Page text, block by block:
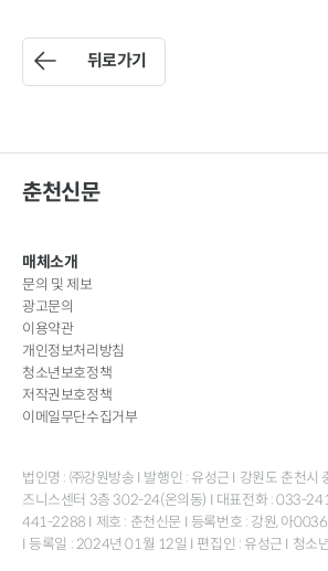
뒤로가기
춘천신문
매체소개
문의 및 제보
광고문의
이용약관
개인정보처리방침
청소년보호정책
저작권보호정책
이메일무단수집거부
법인명 : ㈜강원방송 I 발행인 : 유성근 I 강원도 춘천시
즈니스센터 3층 302-24(온의동) I 대표전화 : 033-
441-2288 I 제호 : 춘천신문 I 등록번호 : 강원, 아
I 등록일 : 2024년 01월 12일 I 편집인 : 유성근 I 청소